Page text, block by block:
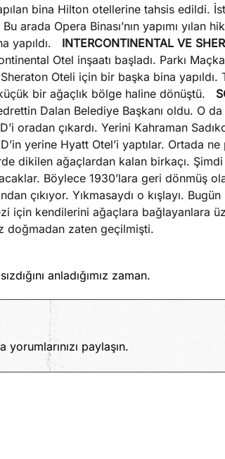
bina Hilton otellerine tahsis edildi.
arada Opera Binası’nın yapımı yılan
yapıldı. INTERCONTINENTAL VE
Otel inşaatı başladı. Parkı
Sheraton Oteli için bir başka bina
bir ağaçlık bölge haline dönüştü.
Dalan Belediye Başkanı oldu. O
oradan çıkardı. Yerini Kahraman
yerine Hyatt Otel’i yaptılar. Ortada
dikilen ağaçlardan kalan birkaçı. Şimdi
Böylece 1930’lara geri dönmüş
çıkıyor. Yıkmasaydı o kışlayı.
için kendilerini ağaçlara bağlayanlara
doğmadan zaten geçilmişti.
anladığımız zaman.
yorumlarınızı paylaşın.